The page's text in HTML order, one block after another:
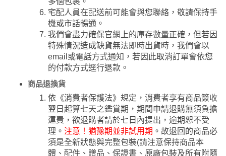
宅配人員在配送前可能會與您聯絡，敬請保持手
機或市話暢通。
我們會盡力確保官網上的庫存數量正確，但若因
特殊情況造成缺貨無法即時出貨時，我們會以
email或電話方式通知，若因此取消訂單會依您
的付款方式逕行退款。
商品退換貨
依《消費者保護法》規定，消費者享有商品簽收
翌日起算七天之鑑賞期，期間申請退購無須負擔
運費，欲退購者請於七日內提出，逾期恕不受
理。 注意！猶豫期並非試用期 。故退回的商品必
須是全新狀態與完整包裝(請注意保持商品本
體、配件、贈品、保證書、原廠包裝及所有附隨